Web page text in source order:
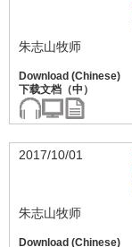
朱志山牧师
2017/10/01
朱志山牧师